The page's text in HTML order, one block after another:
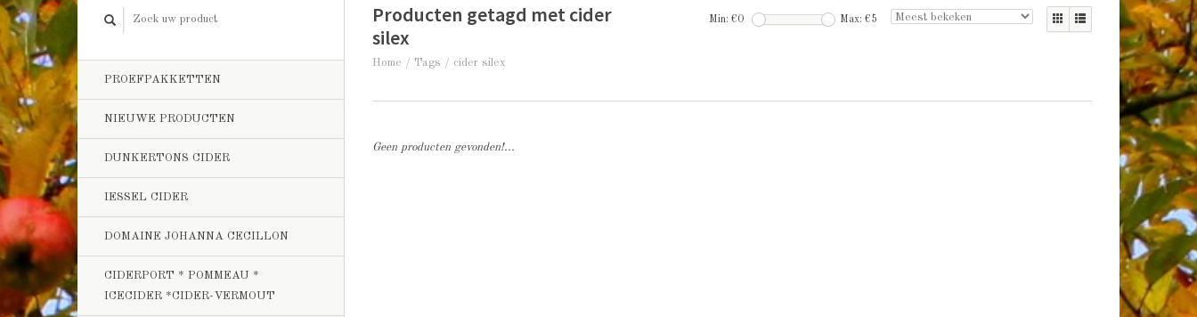
PROEFPAKKETTEN
NIEUWE PRODUCTEN
DUNKERTONS CIDER
IESSEL CIDER
DOMAINE JOHANNA CECILLON
CIDERPORT * POMMEAU *
ICECIDER *CIDER-VERMOUT
Producten getagd met cider
silex
Home / Tags / cider silex
Min: €0 Max: €5
Geen producten gevonden!...